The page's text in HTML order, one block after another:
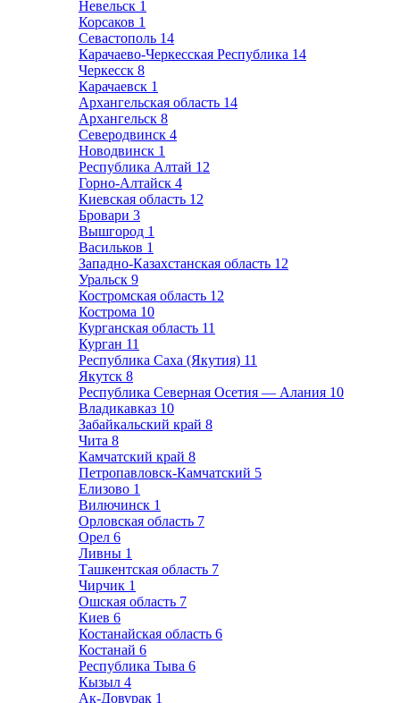
Невельск 1
Корсаков 1
Севастополь 14
Карачаево-Черкесская Республика 14
Черкесск 8
Карачаевск 1
Архангельская область 14
Архангельск 8
Северодвинск 4
Новодвинск 1
Республика Алтай 12
Горно-Алтайск 4
Киевская область 12
Бровари 3
Вышгород 1
Васильков 1
Западно-Казахстанская область 12
Уральск 9
Костромская область 12
Кострома 10
Курганская область 11
Курган 11
Республика Саха (Якутия) 11
Якутск 8
Республика Северная Осетия — Алания 10
Владикавказ 10
Забайкальский край 8
Чита 8
Камчатский край 8
Петропавловск-Камчатский 5
Елизово 1
Вилючинск 1
Орловская область 7
Орел 6
Ливны 1
Ташкентская область 7
Чирчик 1
Ошская область 7
Киев 6
Костанайская область 6
Костанай 6
Республика Тыва 6
Кызыл 4
Ак-Довурак 1